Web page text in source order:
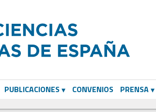
PUBLICACIONES CONVENIOS PRENSA